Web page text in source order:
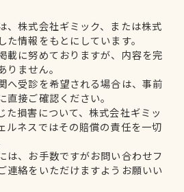
、株式会社ギミック、または株式
情報をもとにしています。
載に努めておりますが、内容を完
ません。
へ受診を希望される場合は、事前
接ご確認ください。
た損害について、株式会社ギミッ
ルネスではその賠償の責任を一切
は、お手数ですがお問い合わせフ
連絡をいただけますようお願いい